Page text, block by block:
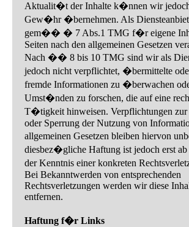
Aktualit�t der Inhalte k�nnen wir
Gew�hr �bernehmen. Als
gem�� � 7 Abs.1 TMG f�r eigene
Seiten nach den allgemeinen Gesetzen
Nach �� 8 bis 10 TMG sind wir als
jedoch nicht verpflichtet, �bermittelte
fremde Informationen zu �berwachen
Umst�nden zu forschen, die auf eine
T�tigkeit hinweisen. Verpflichtungen zur
oder Sperrung der Nutzung von
allgemeinen Gesetzen bleiben hiervon
diesbez�gliche Haftung ist jedoch erst
der Kenntnis einer konkreten
Bei Bekanntwerden von entsprechenden
Rechtsverletzungen werden wir diese
entfernen.
Haftung f�r Links